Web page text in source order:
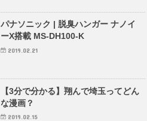
パナソニック | 脱臭ハンガー ナノイ
ーX搭載 MS-DH100-K
2019.02.21
【3分で分かる】翔んで埼玉ってどん
な漫画？
2019.02.15